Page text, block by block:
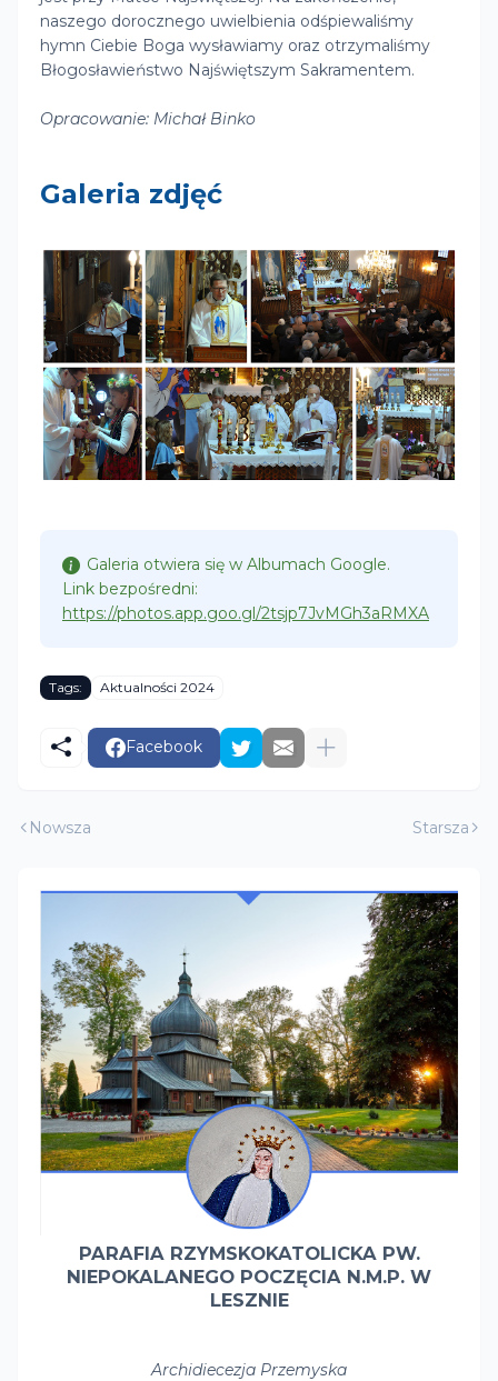
naszego dorocznego uwielbienia odśpiewaliśmy
hymn Ciebie Boga wysławiamy oraz otrzymaliśmy
Błogosławieństwo Najświętszym Sakramentem.
Opracowanie: Michał Binko
Galeria zdjęć
Galeria otwiera się w Albumach Google.
Link bezpośredni:
https://photos.app.goo.gl/2tsjp7JvMGh3aRMXA
Tags: Aktualności 2024
Facebook
Nowsza Starsza
PARAFIA RZYMSKOKATOLICKA PW.
NIEPOKALANEGO POCZĘCIA N.M.P. W
LESZNIE
Archidiecezja Przemyska